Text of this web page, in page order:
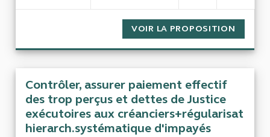
VOIR LA PROPOSITION
Contrôler, assurer paiement effectif
des trop perçus et dettes de Justice
exécutoires aux créanciers+régularisat
hierarch.systématique d'impayés